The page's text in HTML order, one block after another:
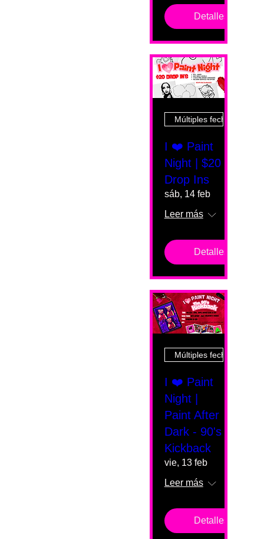
Detalles
Múltiples fechas
I ❤️ Paint
Night | $20
Drop Ins
sáb, 14 feb
Leer más
Detalles
Múltiples fechas
I ❤️ Paint
Night |
Paint After
Dark - 90's
Kickback
vie, 13 feb
Leer más
Detalles